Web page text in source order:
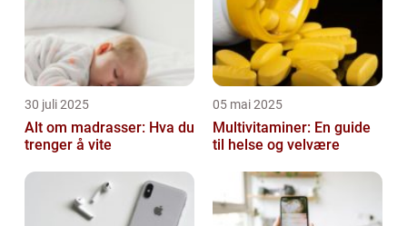
30 juli 2025
Alt om madrasser: Hva du
trenger å vite
05 mai 2025
Multivitaminer: En guide
til helse og velvære